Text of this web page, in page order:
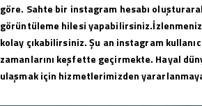
göre. Sahte bir instagram hesabı
görüntüleme hilesi
kolay çıkabilirsiniz. Şu an instagram
zamanlarını keşfette geçirmekte. Hayal
ulaşmak için hizmetlerimizden